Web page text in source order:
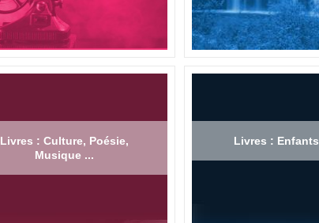
Livres : Culture, Poésie,
Musique ...
Livres : Enfants